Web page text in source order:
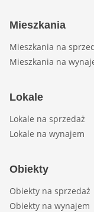
Mieszkania
Mieszkania na
Mieszkania na
Lokale
Lokale na sprzedaż
Lokale na wynajem
Obiekty
Obiekty na sprzedaż
Obiekty na wynajem